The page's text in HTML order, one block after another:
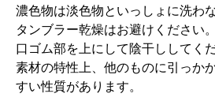
濃色物は淡色物といっしょに洗わ
タンブラー乾燥はお避けください。
口ゴム部を上にして陰干ししてくだ
素材の特性上、他のものに引っか
すい性質があります。